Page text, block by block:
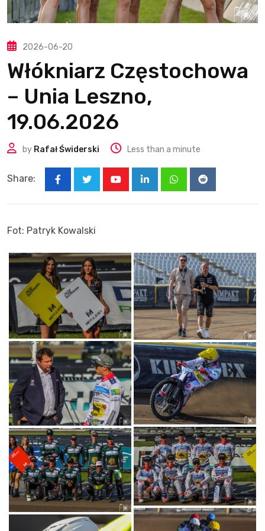
2026-06-20
Włókniarz Częstochowa
– Unia Leszno,
19.06.2026
by Rafał Świderski Less than a minute
Share:
YoutubeLinkedInWhatsappReddit
Fot: Patryk Kowalski